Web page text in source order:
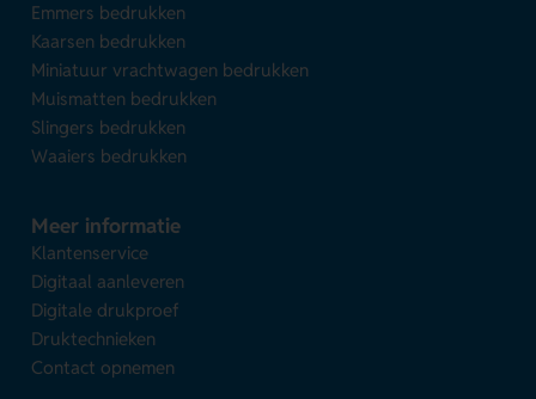
Emmers bedrukken
Kaarsen bedrukken
Miniatuur vrachtwagen bedrukken
Muismatten bedrukken
Slingers bedrukken
Waaiers bedrukken
Meer informatie
Klantenservice
Digitaal aanleveren
Digitale drukproef
Druktechnieken
Contact opnemen